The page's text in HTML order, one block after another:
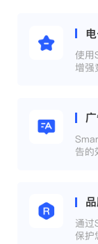
使用
增强
告的
通过
保护